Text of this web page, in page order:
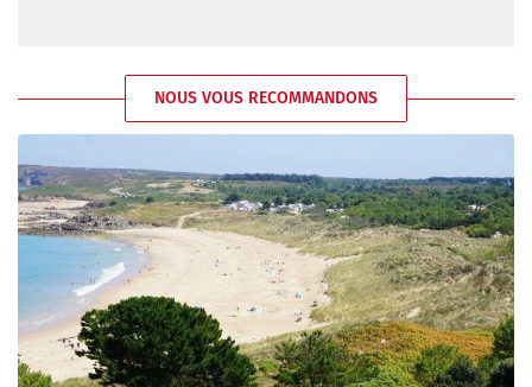
NOUS VOUS RECOMMANDONS